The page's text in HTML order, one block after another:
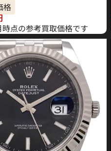
格
点の参考買取価格です